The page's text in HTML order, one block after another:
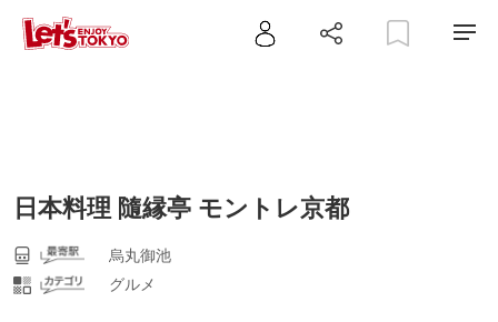
日本料理 隨縁亭 モントレ京都
烏丸御池
グルメ